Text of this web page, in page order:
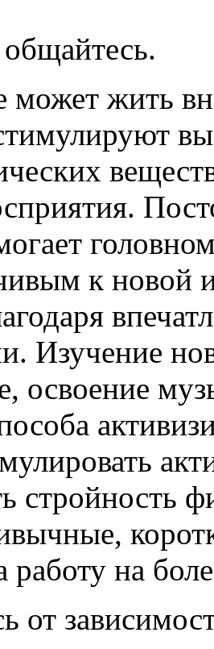
может жить
к новой
Изучение
освоение
стройность
работу на
от